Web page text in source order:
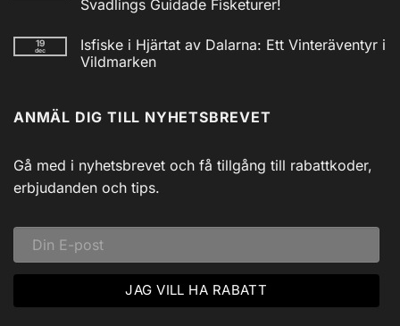
Vev
AM/FM
Powerbank
inkl
Svadlings Guidade Fisketurer!
till
Utforska
Siljans
Svadlings
Guidade
19
dec
Isfiske i Hjärtat av Dalarna: Ett Vinteräventyr i
Vildmarken
Isfiske
i
Dalarna:
Ett
Vinteräventyr
i
ANMÄL DIG TILL NYHETSBREVET
Gå med i nyhetsbrevet och få tillgång till rabattkoder,
erbjudanden och tips.